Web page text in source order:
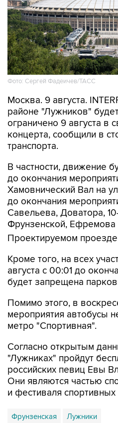
Фото: Сергей Фадеичев/ТАСС
Москва. 9 августа.
районе "Лужников"
ограничено 9 августа в
концерта, сообщили в
транспорта.
В частности, движение
до окончания
Хамовнический Вал на
до окончания
Савельева, Доватора,
Фрунзенской, Ефремова
Проектируемом
Кроме того, на всех
августа с 00:01 до
будет запрещена
Помимо этого, в
мероприятия автобусы
метро "Спортивная".
Согласно открытым
"Лужниках" пройдут
российских певиц Евы
Они являются частью
и фестиваля
Фрунзенская Лужники